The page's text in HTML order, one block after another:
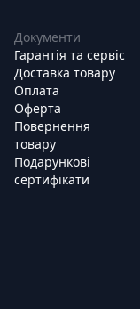
Документи
Гарантія та сервіс
Доставка товару
Оплата
Оферта
Повернення
товару
Подарункові
сертифікати